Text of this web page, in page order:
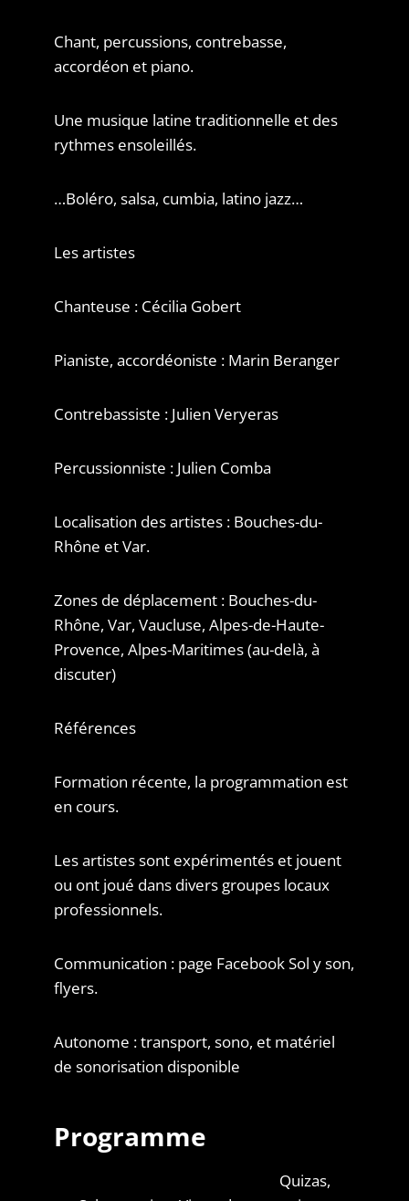
Chant, percussions, contrebasse,
accordéon et piano.
Une musique latine traditionnelle et des
rythmes ensoleillés.
…Boléro, salsa, cumbia, latino jazz…
Les artistes
Chanteuse : Cécilia Gobert
Pianiste, accordéoniste : Marin Beranger
Contrebassiste : Julien Veryeras
Percussionniste : Julien Comba
Localisation des artistes : Bouches-du-
Rhône et Var.
Zones de déplacement : Bouches-du-
Rhône, Var, Vaucluse, Alpes-de-Haute-
Provence, Alpes-Maritimes (au-delà, à
discuter)
Références
Formation récente, la programmation est
en cours.
Les artistes sont expérimentés et jouent
ou ont joué dans divers groupes locaux
professionnels.
Communication : page Facebook Sol y son,
flyers.
Autonome : transport, sono, et matériel
de sonorisation disponible
Programme
Quizas,